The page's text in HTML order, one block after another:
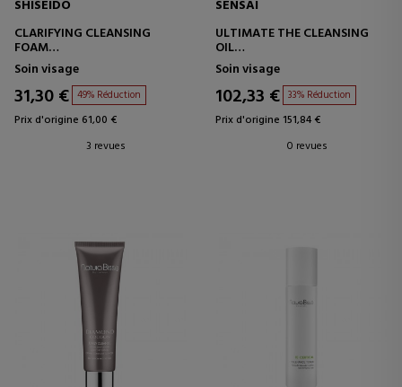
SHISEIDO
CLARIFYING CLEANSING
FOAM
NETTOYANT VISAGE
MOUSSANT
Soin visage
31,30 € 49% Réduction
Prix d'origine 61,00 €
3 revues
SENSAI
ULTIMATE THE CLEANSING
OIL
HUILE NETTOYANTE POUR LE
VISAGE
Soin visage
102,33 € 33% Réduction
Prix d'origine 151,84 €
0 revues